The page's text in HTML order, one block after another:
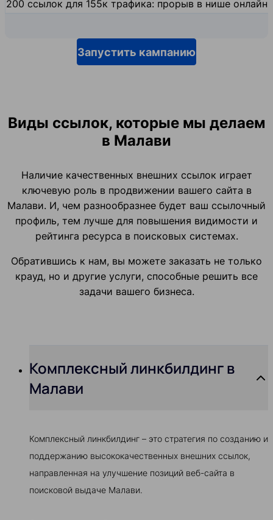
200 ссылок для 155к трафика: прорыв в нише
Запустить кампанию
Виды ссылок, которые мы делаем
в Малави
Наличие качественных внешних ссылок играет
ключевую роль в продвижении вашего сайта в
Малави. И, чем разнообразнее будет ваш ссылочный
профиль, тем лучше для повышения видимости и
рейтинга ресурса в поисковых системах.
Обратившись к нам, вы можете заказать не только
крауд, но и другие услуги, способные решить все
задачи вашего бизнеса.
Комплексный линкбилдинг в
Малави
Комплексный линкбилдинг – это стратегия по созданию и
поддержанию высококачественных внешних ссылок,
направленная на улучшение позиций веб-сайта в
поисковой выдаче Малави.